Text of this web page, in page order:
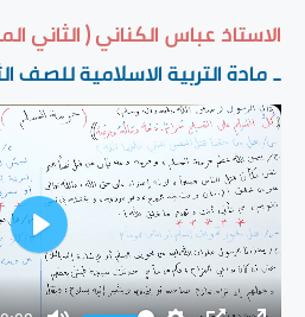
الاستاذ عباس الكناني ( الثاني
_ مادة التربية الاسلامية للصف
Play